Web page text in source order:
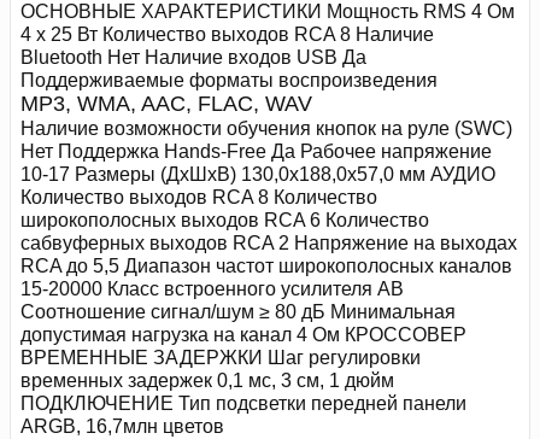
ОСНОВНЫЕ ХАРАКТЕРИСТИКИ Мощность RMS 4 Ом
4 x 25 Вт Количество выходов RCA 8 Наличие
Bluetooth Нет Наличие входов USB Да
Поддерживаемые форматы воспроизведения
MP3, WMA, AAC, FLAC, WAV
Наличие возможности обучения кнопок на руле (SWC)
Нет Поддержка Hands-Free Да Рабочее напряжение
10-17 Размеры (ДхШхВ) 130,0x188,0x57,0 мм АУДИО
Количество выходов RCA 8 Количество
широкополосных выходов RCA 6 Количество
сабвуферных выходов RCA 2 Напряжение на выходах
RCA до 5,5 Диапазон частот широкополосных каналов
15-20000 Класс встроенного усилителя AB
Соотношение сигнал/шум ≥ 80 дБ Минимальная
допустимая нагрузка на канал 4 Ом КРОССОВЕР
ВРЕМЕННЫЕ ЗАДЕРЖКИ Шаг регулировки
временных задержек 0,1 мс, 3 см, 1 дюйм
ПОДКЛЮЧЕНИЕ Тип подсветки передней панели
ARGB, 16,7млн цветов